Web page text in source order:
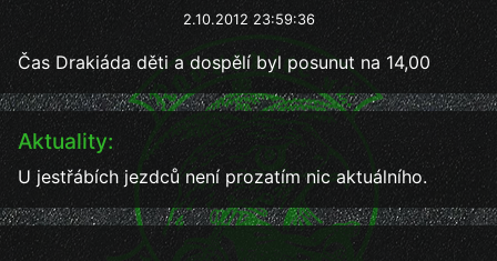
Aktuality:
U jestřábích jezdců není prozatím nic aktuálního.
2.10.2012 23:59:36
Čas Drakiáda děti a dospělí byl posunut na 14,00